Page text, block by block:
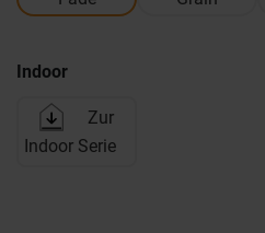
Indoor
Zur
Indoor Serie